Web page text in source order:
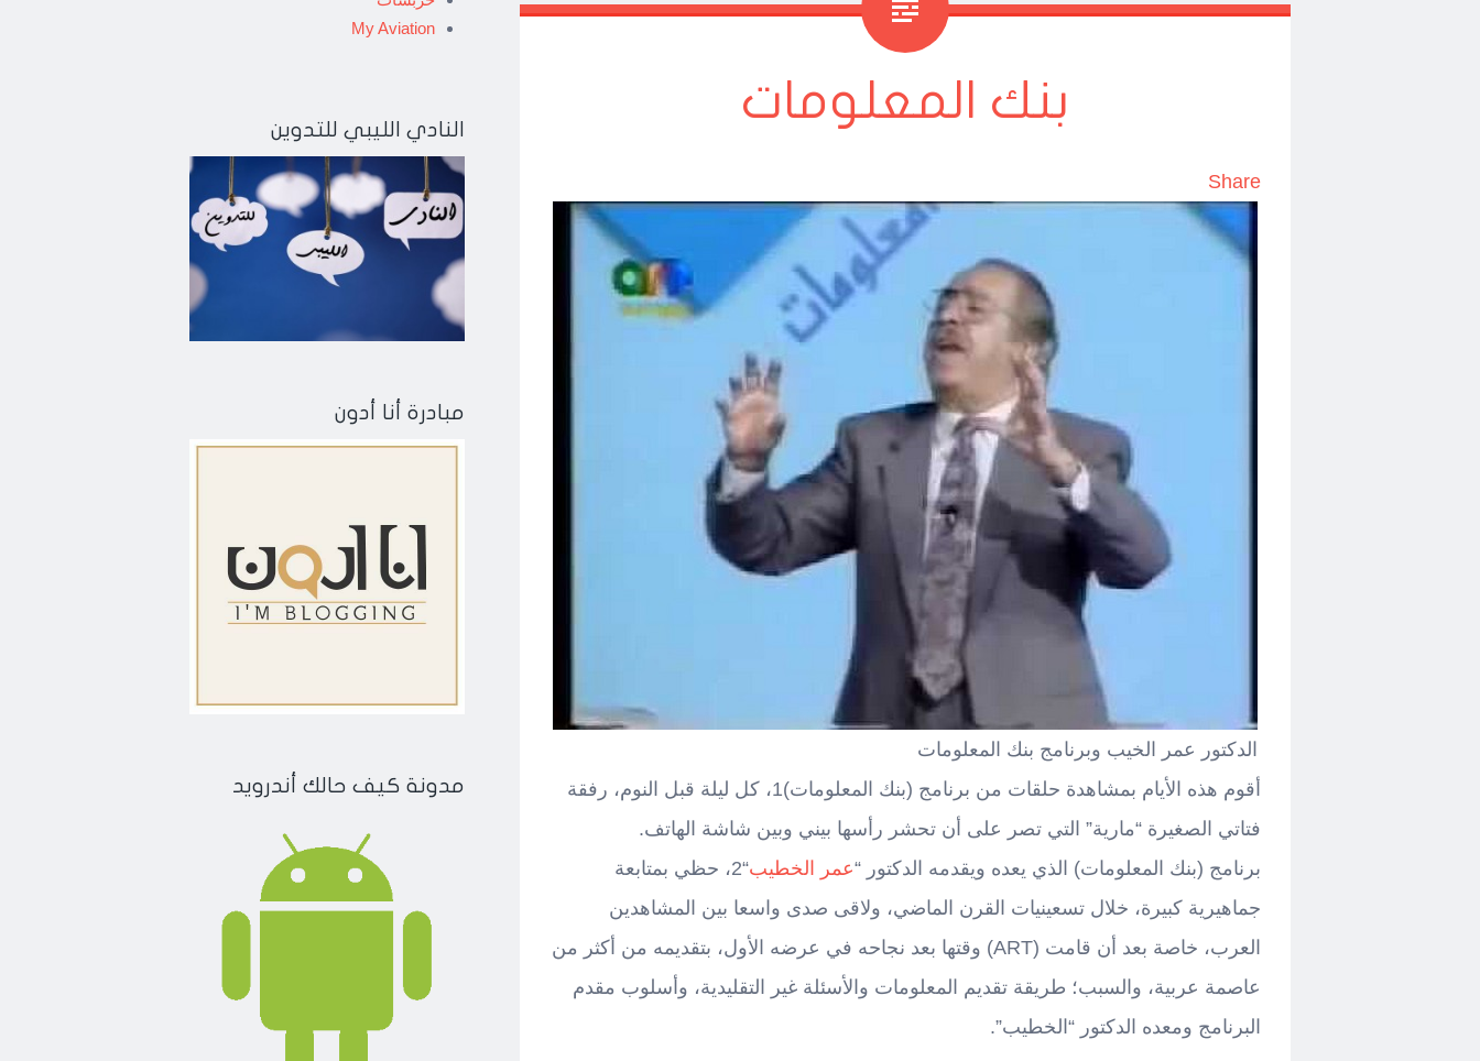
بنك المعلومات
Share
الدكتور عمر الخيب وبرنامج بنك المعلومات
أقوم هذه الأيام بمشاهدة حلقات من برنامج (بنك المعلومات)1، كل ليلة قبل النوم، رفقة
فتاتي الصغيرة “مارية” التي تصر على أن تحشر رأسها بيني وبين شاشة الهاتف.
برنامج (بنك المعلومات) الذي يعده ويقدمه الدكتور “عمر الخطيب
“2، حظي بمتابعة
جماهيرية كبيرة، خلال تسعينيات القرن الماضي، ولاقى صدى واسعا بين المشاهدين
العرب، خاصة بعد أن قامت (ART) وقتها بعد نجاحه في عرضه الأول، بتقديمه من أكثر من
عاصمة عربية، والسبب؛ طريقة تقديم المعلومات والأسئلة غير التقليدية، وأسلوب مقدم
البرنامج ومعده الدكتور “الخطيب”.
My Aviation
النادي الليبي للتدوين
مبادرة أنا أدون
مدونة كيف حالك أندرويد